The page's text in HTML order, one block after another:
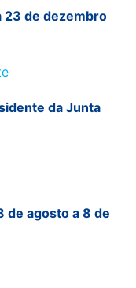
23 de dezembro
da Junta
de agosto a 8 de